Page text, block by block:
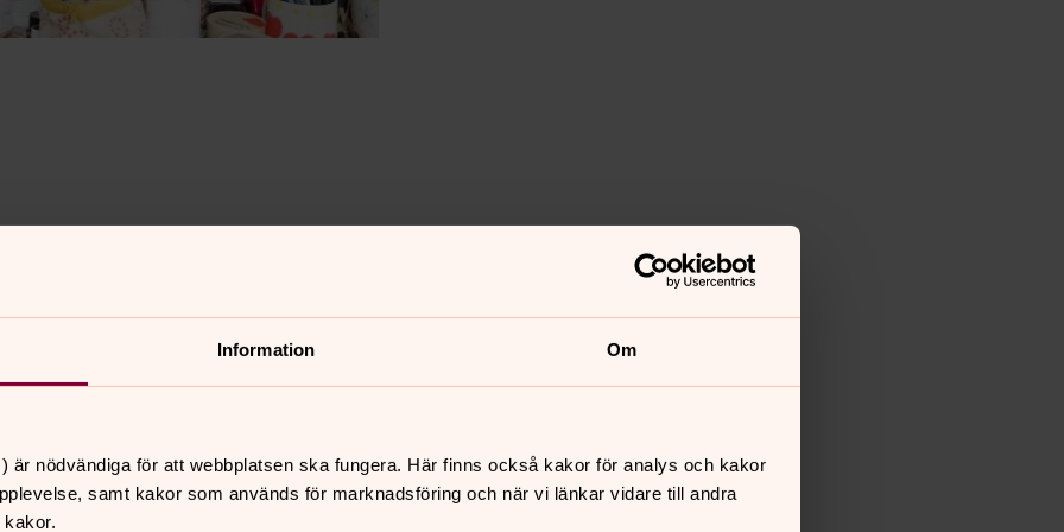
Information Om
är nödvändiga för att webbplatsen ska fungera. Här finns också kakor för analys och kakor
samt kakor som används för marknadsföring och när vi länkar vidare till andra
och känslor
fundera kring livet? Det är frågan
och illustratören
livets frågor och känslor
de 15 första anmälda får en biljett